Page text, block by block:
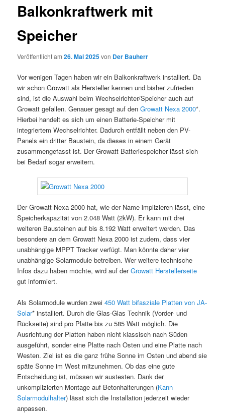
Balkonkraftwerk mit
Speicher
Veröffentlicht am26. Mai 2025von Der Bauherr
Vor wenigen Tagen haben wir ein Balkonkraftwerk installiert. Da
wir schon Growatt als Hersteller kennen und bisher zufrieden
sind, ist die Auswahl beim Wechselrichter/Speicher auch auf
Growatt gefallen. Genauer gesagt auf denGrowatt Nexa 2000*.
Hierbei handelt es sich um einen Batterie-Speicher mit
integriertem Wechselrichter. Dadurch entfällt neben den PV-
Panels ein dritter Baustein, da dieses in einem Gerät
zusammengefasst ist. Der Growatt Batteriespeicher lässt sich
bei Bedarf sogar erweitern.
Der Growatt Nexa 2000 hat, wie der Name implizieren lässt, eine
Speicherkapazität von 2.048 Watt (2kW). Er kann mit drei
weiteren Bausteinen auf bis 8.192 Watt erweitert werden. Das
besondere an dem Growatt Nexa 2000 ist zudem, dass vier
unabhängige MPPT Tracker verfügt. Man könnte daher vier
unabhängige Solarmodule betreiben. Wer weitere technische
Infos dazu haben möchte, wird auf derGrowatt Herstellerseite
gut informiert.
Als Solarmodule wurden zwei450 Watt bifasziale Platten von JA-
Solar* installiert. Durch die Glas-Glas Technik (Vorder- und
Rückseite) sind pro Platte bis zu 585 Watt möglich. Die
Ausrichtung der Platten haben nicht klassisch nach Süden
ausgeführt, sonder eine Platte nach Osten und eine Platte nach
Westen. Ziel ist es die ganz frühe Sonne im Osten und abend sie
späte Sonne im West mitzunehmen. Ob das eine gute
Entscheidung ist, müssen wir austesten. Dank der
unkomplizierten Montage auf Betonhalterungen (Kann
Solarmodulhalter) lässt sich die Installation jederzeit wieder
anpassen.